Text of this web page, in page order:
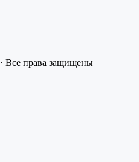
· Все права защищены